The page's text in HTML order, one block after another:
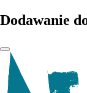
Dodawanie